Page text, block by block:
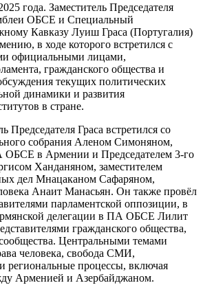
года. Заместитель Председателя
ОБСЕ и Специальный
Кавказу Луиш Граса (Португалия)
в ходе которого встретился с
официальными лицами,
гражданского общества и
текущих политических
динамики и развития
в стране.
Председателя Граса встретился со
собрания Аленом Симоняном,
ОБСЕ в Армении и Председателем 3-го
Ханданяном, заместителем
дел Мнацаканом Сафаряном,
Анаит Манасьян. Он также провёл
парламентской оппозиции, в
делегации в ПА ОБСЕ Лилит
гражданского общества,
Центральными темами
человека, свобода СМИ,
региональные процессы, включая
Арменией и Азербайджаном.